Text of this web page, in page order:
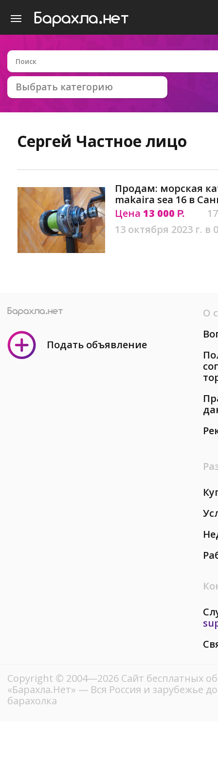
Выбрать категорию
Сергей Частное лицо
Продам: морская
makaira sea 16 в
Цена 13 000 Р.
13 октября 2023 г. в
Подать объявление
О
Copyright © 2004—2026 Сайт бесплатных
«Барахла.Нет» — Вся Россия и зарубежье
барахолка